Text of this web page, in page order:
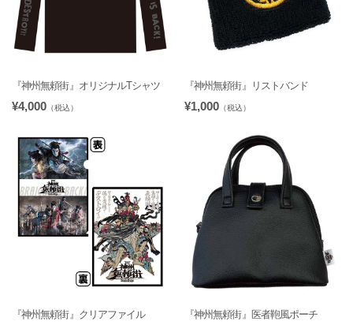
『神州無頼街』オリジナルTシャツ
¥4,000 （税込）
『神州無頼街』リストバンド
¥1,000 （税込）
『神州無頼街』クリアファイル 『神州無頼街』医者鞄風ポーチ